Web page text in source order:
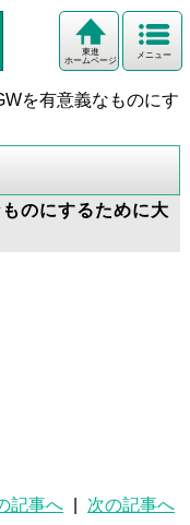
メニュー
東進
ホームページ
を有意義なものにす
のにするために大
記事へ 次の記事へ